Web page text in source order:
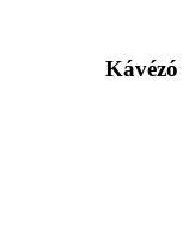
Kávézó